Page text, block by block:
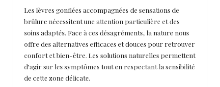
Les lèvres gonflées accompagnées de sensations de
brûlure nécessitent une attention particulière et des
soins adaptés. Face à ces désagréments, la nature nous
offre des alternatives efficaces et douces pour retrouver
confort et bien-être. Les solutions naturelles permettent
d'agir sur les symptômes tout en respectant la sensibilité
de cette zone délicate.